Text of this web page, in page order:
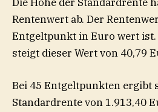
Rentenwert ab. Der
Entgeltpunkt in Euro wert ist.
steigt dieser Wert von 40,79
Bei 45 Entgeltpunkten ergibt
Standardrente von 1.913,40